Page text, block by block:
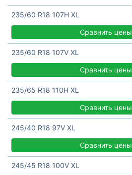
235/60 R18 107H XL
Сравнить цены
235/60 R18 107V XL
Сравнить цены
235/65 R18 110H XL
Сравнить цены
245/40 R18 97V XL
Сравнить цены
245/45 R18 100V XL